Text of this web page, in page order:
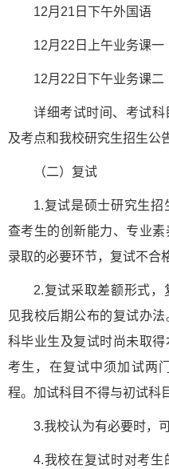
12月21日下午外国语
12月22日上午业务课一
12月22日下午业务课二
详细考试时间、考试科
及考点和我校研究生招生公
（二）复试
1.复试是硕士研究生
查考生的创新能力、专业
录取的必要环节，复试不合
2.复试采取差额形式
见我校后期公布的复试办
科毕业生及复试时尚未取
考生，在复试中须加试两
程。加试科目不得与初试科
3.我校认为有必要时，
4.我校在复试时对考生